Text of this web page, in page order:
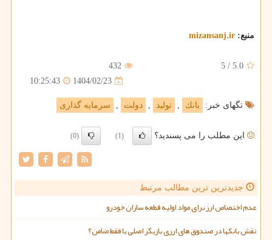
منبع: mizansanj.ir
5.0
/
5
432
1404/02/23
10:25:43
تگهای خبر: بانك , تولید , دولت , سرمایه گذاری
این مطلب را می پسندید؟ (1)
(0)
جدیدترین ترین مطالب مرتبط
عدم اختصاص ارز برای مواد اولیه قطعه سازان خودرو
نقش بانکها در صندوق های ارزی بازیگر اصلی یا فقط ضامن؟